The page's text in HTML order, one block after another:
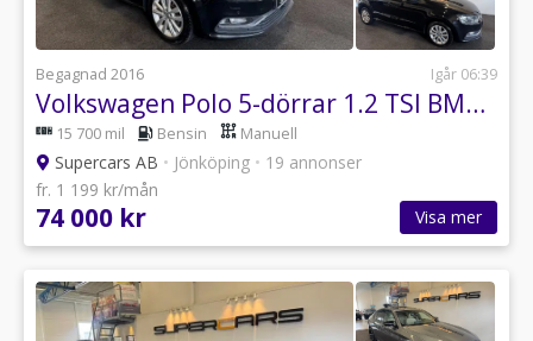
Begagnad 2016 Igår 06:39
Volkswagen Polo 5-dörrar 1.2 TSI BMT Base
15 700 mil Bensin Manuell
Supercars AB • Jönköping • 19 annonser
fr. 1 199 kr/mån
74 000 kr Visa mer